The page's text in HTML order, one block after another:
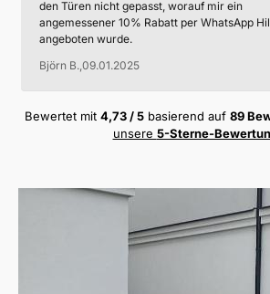
Terrassenboxen haben eine
Wochen, während
Profitieren Sie von einem stressfreien
den Versand! Alle weiteren Produkte
Sortiment werden ebenfalls
unseren externen Lagern zu Ihnen
den Türen nicht gepasst, worauf mir ein
angemessener 10% Rabatt per WhatsApp
angeboten wurde.
Björn B.,09.01.2025
Bewertet mit 4,73 / 5 basierend auf 89
unsere 5-Sterne-